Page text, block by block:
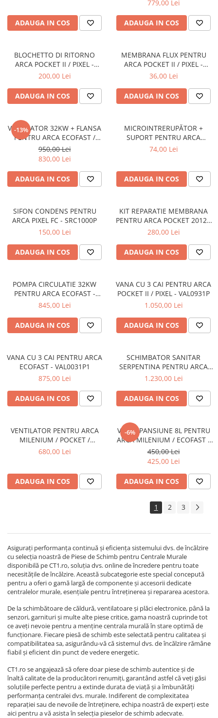
ADAUGA IN COS
779,00 Lei
ADAUGA IN COS
BLOCHETTO DI RITORNO
ARCA POCKET II / PIXEL -
BRI0900P
200,00 Lei
ADAUGA IN COS
MEMBRANA FLUX PENTRU
ARCA POCKET II / PIXEL -
MEM0010P2
36,00 Lei
ADAUGA IN COS
-13%
VENTILATOR 32KW + FLANSA
PENTRU ARCA ECOFAST /
POCKET 28
950,00 Lei
830,00 Lei
ADAUGA IN COS
MICROINTRERUPĂTOR +
SUPORT PENTRU ARCA
POCKET II - MIC0031P1 +
74,00 Lei
ADAUGA IN COS
SIFON CONDENS PENTRU
ARCA PIXEL FC - SRC1000P
150,00 Lei
ADAUGA IN COS
KIT REPARATIE MEMBRANA
PENTRU ARCA POCKET 2012 -
RIC0930P
280,00 Lei
ADAUGA IN COS
POMPA CIRCULATIE 32KW
PENTRU ARCA ECOFAST -
CIR0001P1
845,00 Lei
ADAUGA IN COS
VANA CU 3 CAI PENTRU ARCA
POCKET II / PIXEL - VAL0931P
1.050,00 Lei
ADAUGA IN COS
VANA CU 3 CAI PENTRU ARCA
ECOFAST - VAL0031P1
875,00 Lei
ADAUGA IN COS
SCHIMBATOR SANITAR
SERPENTINA PENTRU ARCA
ECOFAST
1.230,00 Lei
ADAUGA IN COS
VENTILATOR PENTRU ARCA
MILENIUM / POCKET /
ECOFAST 25 / PIXEL
680,00 Lei
ADAUGA IN COS
-6%
VAS EXPANSIUNE 8L PENTRU
ARCA MILENIUM / ECOFAST -
VES0001P
450,00 Lei
425,00 Lei
ADAUGA IN COS
1 2 3
Asigurați performanța continuă și eficiența sistemului dvs. de încălzire
cu selecția noastră de Piese de Schimb pentru Centrale Murale
disponibilă pe CT1.ro, soluția dvs. online de încredere pentru toate
necesitățile de încălzire. Această subcategorie este special concepută
pentru a oferi o gamă largă de componente și accesorii dedicate
centralelor murale, esențiale pentru întreținerea și repararea acestora.
De la schimbătoare de căldură, ventilatoare și plăci electronice, până la
senzori, garnituri și multe alte piese critice, gama noastră cuprinde tot
ce aveți nevoie pentru a menține centrala murală în stare optimă de
funcționare. Fiecare piesă de schimb este selectată pentru calitatea și
compatibilitatea sa, asigurându-vă că sistemul dvs. de încălzire rămâne
fiabil și eficient din punct de vedere energetic.
CT1.ro se angajează să ofere doar piese de schimb autentice și de
înaltă calitate de la producători renumiți, garantând astfel că veți găsi
soluțiile perfecte pentru a extinde durata de viață și a îmbunătăți
performanța centralei dvs. murale. Indiferent de complexitatea
reparației sau de nevoile de întreținere, echipa noastră de experți este
aici pentru a vă asista în selecția pieselor de schimb adecvate.